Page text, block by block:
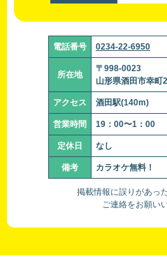
電話番号 0234-22-6950
所在地
〒998-0023
山形県酒田市幸町
アクセス 酒田駅(140m)
営業時間 19：00〜1：00
定休日 なし
備考 カラオケ無料！
掲載情報に誤りがあっ
ご連絡をお願い